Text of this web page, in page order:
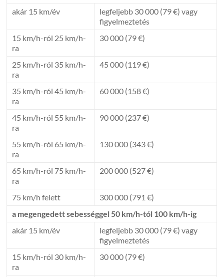
akár 15 km/év
legfeljebb 30 000 (79 €) vagy
figyelmeztetés
15 km/h-ról 25 km/h-
ra
30 000 (79 €)
25 km/h-ról 35 km/h-
ra
45 000 (119 €)
35 km/h-ról 45 km/h-
ra
60 000 (158 €)
45 km/h-ról 55 km/h-
ra
90 000 (237 €)
55 km/h-ról 65 km/h-
ra
130 000 (343 €)
65 km/h-ról 75 km/h-
ra
200 000 (527 €)
75 km/h felett
300 000 (791 €)
a megengedett sebességgel 50 km/h-tól 100 km/h-ig
akár 15 km/év
legfeljebb 30 000 (79 €) vagy
figyelmeztetés
15 km/h-ról 30 km/h-
ra
30 000 (79 €)